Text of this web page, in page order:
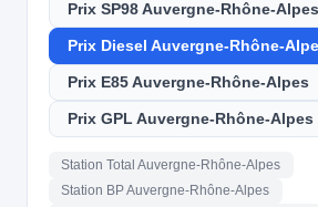
Prix SP98 Auvergne-Rhône-Alpes
Prix Diesel Auvergne-Rhône-
Prix E85 Auvergne-Rhône-Alpes
Prix GPL Auvergne-Rhône-Alpes
Station Total Auvergne-Rhône-Alpes
Station BP Auvergne-Rhône-Alpes